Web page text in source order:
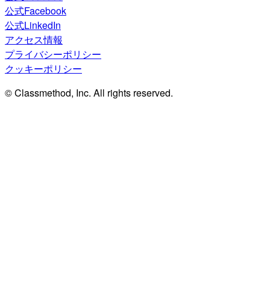
公式Facebook
公式LinkedIn
アクセス情報
プライバシーポリシー
クッキーポリシー
© Classmethod, Inc. All rights reserved.